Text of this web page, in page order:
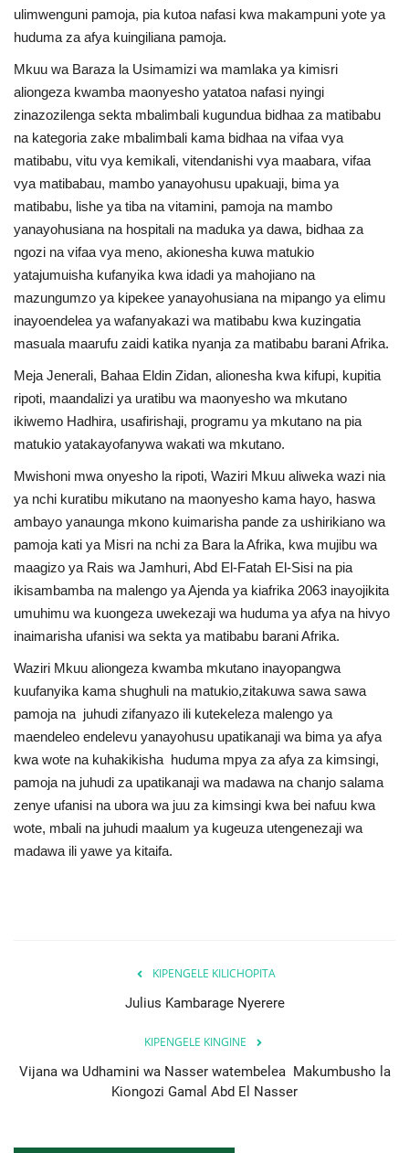
Washiriki
Video
Maonyesho
Wadhamini
Language
English Swahili español
French Arabic
ulimwenguni pamoja, pia kutoa nafasi kwa makampuni yote ya
huduma za afya kuingiliana pamoja.
Mkuu wa Baraza la Usimamizi wa mamlaka ya kimisri
aliongeza kwamba maonyesho yatatoa nafasi nyingi
zinazozilenga sekta mbalimbali kugundua bidhaa za matibabu
na kategoria zake mbalimbali kama bidhaa na vifaa vya
matibabu, vitu vya kemikali, vitendanishi vya maabara, vifaa
vya matibabau, mambo yanayohusu upakuaji, bima ya
matibabu, lishe ya tiba na vitamini, pamoja na mambo
yanayohusiana na hospitali na maduka ya dawa, bidhaa za
ngozi na vifaa vya meno, akionesha kuwa matukio
yatajumuisha kufanyika kwa idadi ya mahojiano na
mazungumzo ya kipekee yanayohusiana na mipango ya elimu
inayoendelea ya wafanyakazi wa matibabu kwa kuzingatia
masuala maarufu zaidi katika nyanja za matibabu barani Afrika.
Meja Jenerali, Bahaa Eldin Zidan, alionesha kwa kifupi, kupitia
ripoti, maandalizi ya uratibu wa maonyesho wa mkutano
ikiwemo Hadhira, usafirishaji, programu ya mkutano na pia
matukio yatakayofanywa wakati wa mkutano.
Mwishoni mwa onyesho la ripoti, Waziri Mkuu aliweka wazi nia
ya nchi kuratibu mikutano na maonyesho kama hayo, haswa
ambayo yanaunga mkono kuimarisha pande za ushirikiano wa
pamoja kati ya Misri na nchi za Bara la Afrika, kwa mujibu wa
maagizo ya Rais wa Jamhuri, Abd El-Fatah El-Sisi na pia
ikisambamba na malengo ya Ajenda ya kiafrika 2063 inayojikita
umuhimu wa kuongeza uwekezaji wa huduma ya afya na hivyo
inaimarisha ufanisi wa sekta ya matibabu barani Afrika.
Waziri Mkuu aliongeza kwamba mkutano inayopangwa
kuufanyika kama shughuli na matukio,zitakuwa sawa sawa
pamoja na juhudi zifanyazo ili kutekeleza malengo ya
maendeleo endelevu yanayohusu upatikanaji wa bima ya afya
kwa wote na kuhakikisha huduma mpya za afya za kimsingi,
pamoja na juhudi za upatikanaji wa madawa na chanjo salama
zenye ufanisi na ubora wa juu za kimsingi kwa bei nafuu kwa
wote, mbali na juhudi maalum ya kugeuza utengenezaji wa
madawa ili yawe ya kitaifa.
KIPENGELE KILICHOPITA
Julius Kambarage Nyerere
KIPENGELE KINGINE
Vijana wa Udhamini wa Nasser watembelea Makumbusho la
Kiongozi Gamal Abd El Nasser